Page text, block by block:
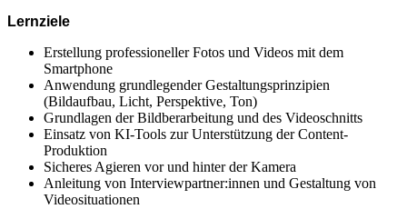
Lernziele
Erstellung professioneller Fotos und Videos mit dem
Smartphone
Anwendung grundlegender Gestaltungsprinzipien
(Bildaufbau, Licht, Perspektive, Ton)
Grundlagen der Bildberarbeitung und des Videoschnitts
Einsatz von KI-Tools zur Unterstützung der Content-
Produktion
Sicheres Agieren vor und hinter der Kamera
Anleitung von Interviewpartner:innen und Gestaltung von
Videosituationen